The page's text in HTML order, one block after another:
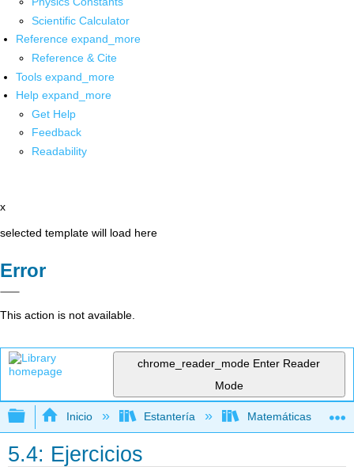
Scientific Calculator
Reference expand_more
Reference & Cite
Tools expand_more
Help expand_more
Get Help
Feedback
Readability
x
selected template will load here
Error
This action is not available.
chrome_reader_mode Enter Reader
Mode
Expandir/contraer jerarquía global
Inicio Estantería Matemáticas
5.4: Ejercicios